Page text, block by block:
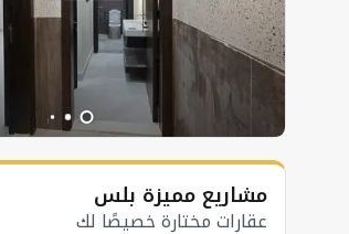
مشاريع مميزة بلس
عقارات مختارة خصيصًا لك